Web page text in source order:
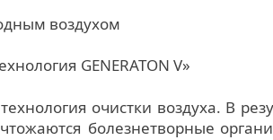
воздухом
GENERATON V»
очистки воздуха. В
болезнетворные